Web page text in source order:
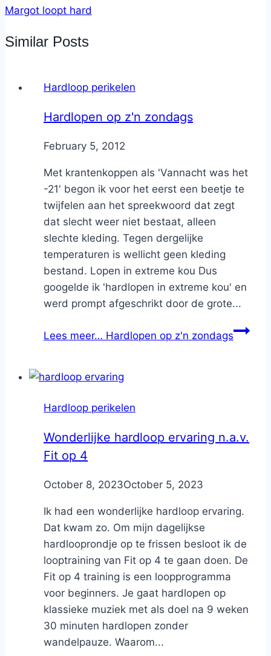
Margot loopt hard
Similar Posts
Hardloop perikelen
Hardlopen op z'n zondags
ByNicole
February 5, 2012
Met krantenkoppen als 'Vannacht was het
-21' begon ik voor het eerst een beetje te
twijfelen aan het spreekwoord dat zegt
dat slecht weer niet bestaat, alleen
slechte kleding. Tegen dergelijke
temperaturen is wellicht geen kleding
bestand. Lopen in extreme kou Dus
googelde ik 'hardlopen in extreme kou' en
werd prompt afgeschrikt door de grote...
Lees meer… Hardlopen op z'n zondags
Hardloop perikelen
Wonderlijke hardloop ervaring n.a.v.
Fit op 4
ByNicole
October 8, 2023October 5, 2023
Ik had een wonderlijke hardloop ervaring.
Dat kwam zo. Om mijn dagelijkse
hardlooprondje op te frissen besloot ik de
looptraining van Fit op 4 te gaan doen. De
Fit op 4 training is een loopprogramma
voor beginners. Je gaat hardlopen op
klassieke muziek met als doel na 9 weken
30 minuten hardlopen zonder
wandelpauze. Waarom...